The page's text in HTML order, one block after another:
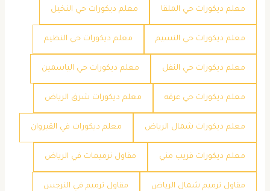
معلم ديكورات حي الملقا معلم ديكورات حي النخيل
معلم ديكورات حي النسيم معلم ديكورات حي النظيم
معلم ديكورات حي النفل معلم ديكورات حي الياسمين
معلم ديكورات حي عرقه معلم ديكورات شرق الرياض
معلم ديكورات شمال الرياض معلم ديكورات في القيروان
معلم ديكورات قريب مني مقاول ترميمات في الرياض
مقاول ترميم شمال الرياض مقاول ترميم في النرجس